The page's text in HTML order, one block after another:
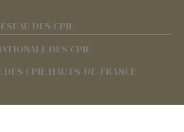
DES CPIE
DES CPIE
DES CPIE HAUTS-DE-FRANCE